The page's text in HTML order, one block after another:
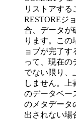
リストアする
RESTOREジ
合、データが
ります。この
ョブが完了
って、現在の
でない限り、
しません。
のデータベー
のメタデータ
出されない場